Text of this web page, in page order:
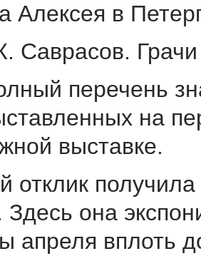
Алексея в
Саврасов. Грачи
перечень
на
выставке.
отклик
Здесь она
апреля вплоть